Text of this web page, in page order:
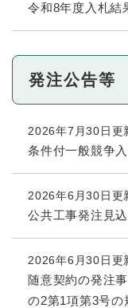
令和8年度入札結
発注公告等
2026年7月30日更
条件付一般競争
2026年6月30日更
公共工事発注見
2026年6月30日更
随意契約の発注
の2第1項第3号の